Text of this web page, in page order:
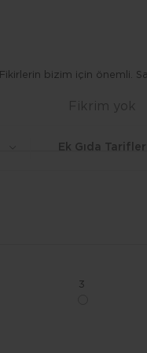
Ek Gıda Tarifleri
Fikirlerin bizim için önemli.
Fikrim yok
3